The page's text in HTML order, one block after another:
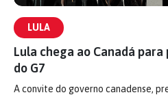
LULA
Lula chega ao Canadá
do G7
A convite do governo canadense,